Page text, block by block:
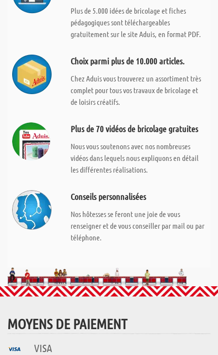
Plus de 5.000 idées de bricolage et fiches
pédagogiques sont téléchargeables
gratuitement sur le site Aduis, en format PDF.
Choix parmi plus de 10.000 articles.
Chez Aduis vous trouverez un assortiment très
complet pour tous vos travaux de bricolage et
de loisirs créatifs.
Plus de 70 vidéos de bricolage gratuites
Nous vous soutenons avec nos nombreuses
vidéos dans lequels nous expliquons en détail
les différentes réalisations.
Conseils personnalisées
Nos hôtesses se feront une joie de vous
renseigner et de vous conseiller par mail ou par
téléphone.
MOYENS DE PAIEMENT
VISA